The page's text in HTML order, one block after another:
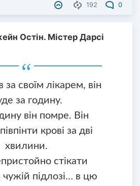
192 0
Остін. Містер Дарсі
своїм лікарем, він
за годину.
він помре. Він
крові за дві
хвилини.
стікати
підлозі… в цю